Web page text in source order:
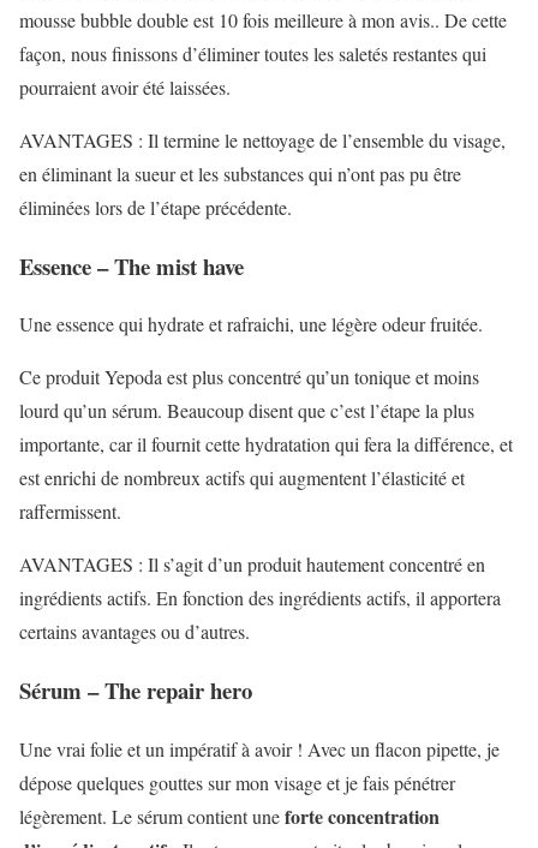
mousse bubble double est 10 fois meilleure à mon avis.. De cette
façon, nous finissons d’éliminer toutes les saletés restantes qui
pourraient avoir été laissées.
AVANTAGES : Il termine le nettoyage de l’ensemble du visage,
en éliminant la sueur et les substances qui n’ont pas pu être
éliminées lors de l’étape précédente.
Essence – The mist have
Une essence qui hydrate et rafraichi, une légère odeur fruitée.
Ce produit Yepoda est plus concentré qu’un tonique et moins
lourd qu’un sérum. Beaucoup disent que c’est l’étape la plus
importante, car il fournit cette hydratation qui fera la différence, et
est enrichi de nombreux actifs qui augmentent l’élasticité et
raffermissent.
AVANTAGES : Il s’agit d’un produit hautement concentré en
ingrédients actifs. En fonction des ingrédients actifs, il apportera
certains avantages ou d’autres.
Sérum – The repair hero
Une vrai folie et un impératif à avoir ! Avec un flacon pipette, je
dépose quelques gouttes sur mon visage et je fais pénétrer
légèrement. Le sérum contient uneforte concentration